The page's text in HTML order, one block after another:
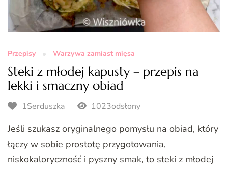
Przepisy Warzywa zamiast mięsa
Steki z młodej kapusty – przepis na
lekki i smaczny obiad
1Serduszka 1023odsłony
Jeśli szukasz oryginalnego pomysłu na obiad, który
łączy w sobie prostotę przygotowania,
niskokaloryczność i pyszny smak, to steki z młodej